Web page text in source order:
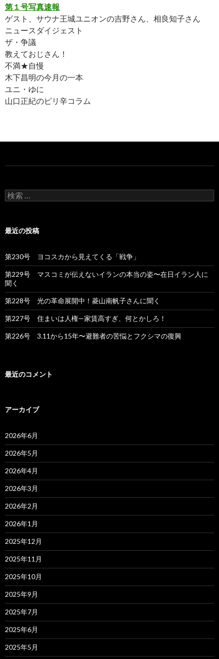
第１号写真速報
ゲスト、サウナ王城ユニオンの吉野さん、相良知子さん
ニュースダイジェスト
ザ・争議
教えておじさん！
不満★自慢
木下昌明の今月の一本
ユニ・ゆに
山口正紀のピリ辛コラム
検
索
最近の投稿
第230号 ヨコスカから見えてくる「戦争」
第229号 マスコミが伝えないイランの本当の姿〜在日イラン人に
聞く
第228号 光の革命展開中！菱山南帆子さんに聞く
第227号 住まいは人権—家賃高すぎ、何とかしろ！
第226号 3.11から15年〜避難者の苦悩とフクシマの復興
最近のコメント
アーカイブ
2026年6月
2026年5月
2026年4月
2026年3月
2026年2月
2026年1月
2025年12月
2025年11月
2025年10月
2025年9月
2025年7月
2025年6月
2025年5月